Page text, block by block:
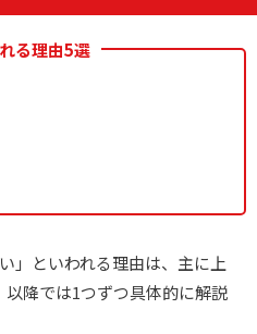
る理由5選
」といわれる理由は、主に上
降では1つずつ具体的に解説